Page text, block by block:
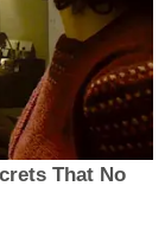
That No